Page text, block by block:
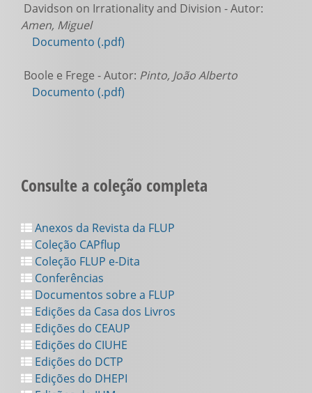
Davidson on Irrationality and Division - Autor:
Amen, Miguel
Documento (.pdf)
Boole e Frege - Autor: Pinto, João Alberto
Documento (.pdf)
Consulte a coleção completa
Anexos da Revista da FLUP
Coleção CAPflup
Coleção FLUP e-Dita
Conferências
Documentos sobre a FLUP
Edições da Casa dos Livros
Edições do CEAUP
Edições do CIUHE
Edições do DCTP
Edições do DHEPI